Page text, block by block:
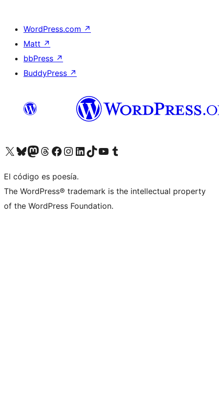
WordPress.com ↗
Matt ↗
bbPress ↗
BuddyPress ↗
Visitá nuestra cuenta de X (anteriormente Twitter)
Visitá nuestra cuenta de Bluesky
Visitá nuestra cuenta de Mastodon
Visitá nuestra cuenta de Threads
Visitá nuestra página de Facebook
Visitá nuestra cuenta de Instagram
Visitá nuestra cuenta de LinkedIn
Visitá nuestra cuenta de TikTok
Visitá nuestro canal de YouTube
Visitá nuestra cuenta de Tumblr
El código es poesía.
The WordPress® trademark is the intellectual property
of the WordPress Foundation.